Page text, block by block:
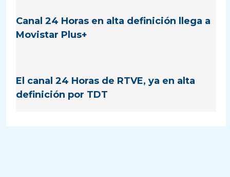
Canal 24 Horas en alta definición llega a
Movistar Plus+
El canal 24 Horas de RTVE, ya en alta
definición por TDT